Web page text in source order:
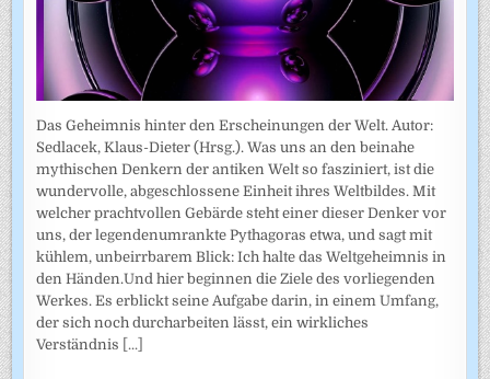
Das Geheimnis hinter den Erscheinungen der Welt. Autor:
Sedlacek, Klaus-Dieter (Hrsg.). Was uns an den beinahe
mythischen Denkern der antiken Welt so fasziniert, ist die
wundervolle, abgeschlossene Einheit ihres Weltbildes. Mit
welcher prachtvollen Gebärde steht einer dieser Denker vor
uns, der legendenumrankte Pythagoras etwa, und sagt mit
kühlem, unbeirrbarem Blick: Ich halte das Weltgeheimnis in
den Händen.Und hier beginnen die Ziele des vorliegenden
Werkes. Es erblickt seine Aufgabe darin, in einem Umfang,
der sich noch durcharbeiten lässt, ein wirkliches
Verständnis [...]